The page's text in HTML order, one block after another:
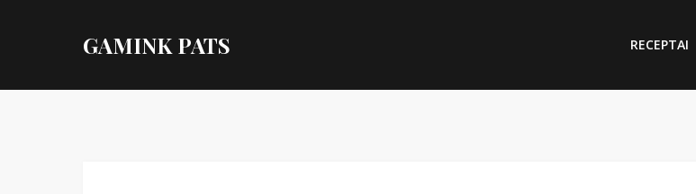
GAMINK PATS RECEPTAI